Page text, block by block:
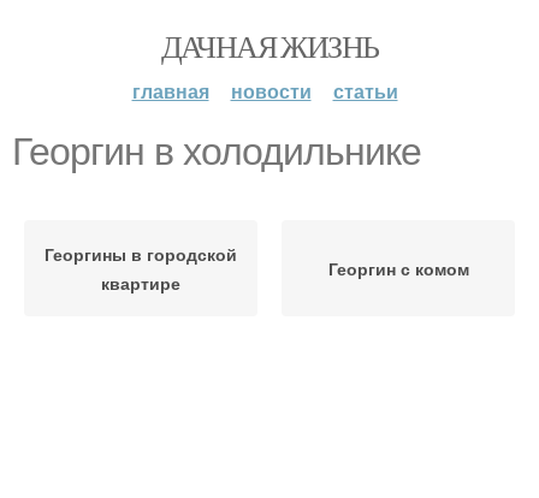
ДАЧНАЯ ЖИЗНЬ
главная новости статьи
Георгин в холодильнике
Георгины в городской
квартире
Георгин с комом